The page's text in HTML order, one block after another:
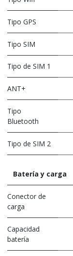
Tipo GPS
Tipo SIM
Tipo de SIM 1
ANT+
Tipo
Bluetooth
Tipo de SIM 2
Batería y carga
Conector de
carga
Capacidad
batería